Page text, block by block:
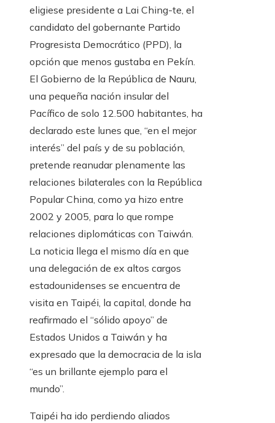
eligiese presidente a Lai Ching-te, el
candidato del gobernante Partido
Progresista Democrático (PPD), la
opción que menos gustaba en Pekín.
El Gobierno de la República de Nauru,
una pequeña nación insular del
Pacífico de solo 12.500 habitantes, ha
declarado este lunes que, “en el mejor
interés” del país y de su población,
pretende reanudar plenamente las
relaciones bilaterales con la República
Popular China, como ya hizo entre
2002 y 2005, para lo que rompe
relaciones diplomáticas con Taiwán.
La noticia llega el mismo día en que
una delegación de ex altos cargos
estadounidenses se encuentra de
visita en Taipéi, la capital, donde ha
reafirmado el “sólido apoyo” de
Estados Unidos a Taiwán y ha
expresado que la democracia de la isla
“es un brillante ejemplo para el
mundo”.
Taipéi ha ido perdiendo aliados